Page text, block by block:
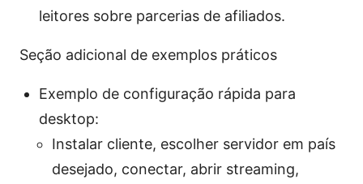
leitores sobre parcerias de afiliados.
Seção adicional de exemplos práticos
Exemplo de configuração rápida para
desktop:
Instalar cliente, escolher servidor em país
desejado, conectar, abrir streaming,